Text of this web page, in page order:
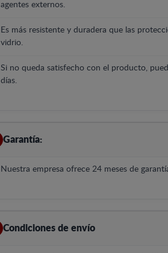
agentes externos.
Es más resistente y duradera que las
vidrio.
Si no queda satisfecho con el producto,
días.
Garantía:
Nuestra empresa ofrece 24 meses de
Condiciones de envío